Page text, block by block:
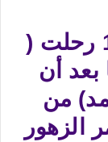
وفي أبريل من عام 1966 رحلت (
بعد أن
من
الزهور